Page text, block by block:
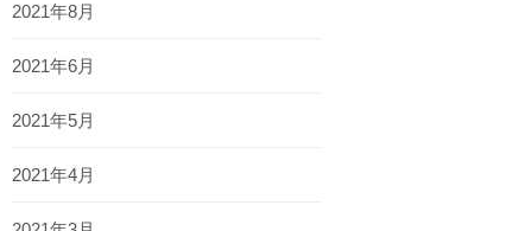
2021年8月
2021年6月
2021年5月
2021年4月